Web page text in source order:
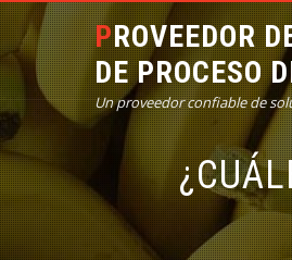
PROVEEDOR DE MÁQUINAS
DE PROCESO
Un proveedor confiable de